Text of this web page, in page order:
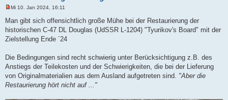
g
e
e
n
e
B
e
Mi 10. Jan 2024, 16:11
Man gibt sich offensichtlich große Mühe bei der Restaurierung der
historischen C-47 DL Douglas (UdSSR L-1204) "Tyurikov's Board" mit der
Zielstellung Ende ´24
Die Bedingungen sind recht schwierig unter Berücksichtigung z.B. des
Anstiegs der Teilekosten und der Schwierigkeiten, die bei der Lieferung
von Originalmaterialien aus dem Ausland aufgetreten sind. "Aber die
Restaurierung hört nicht auf ..."